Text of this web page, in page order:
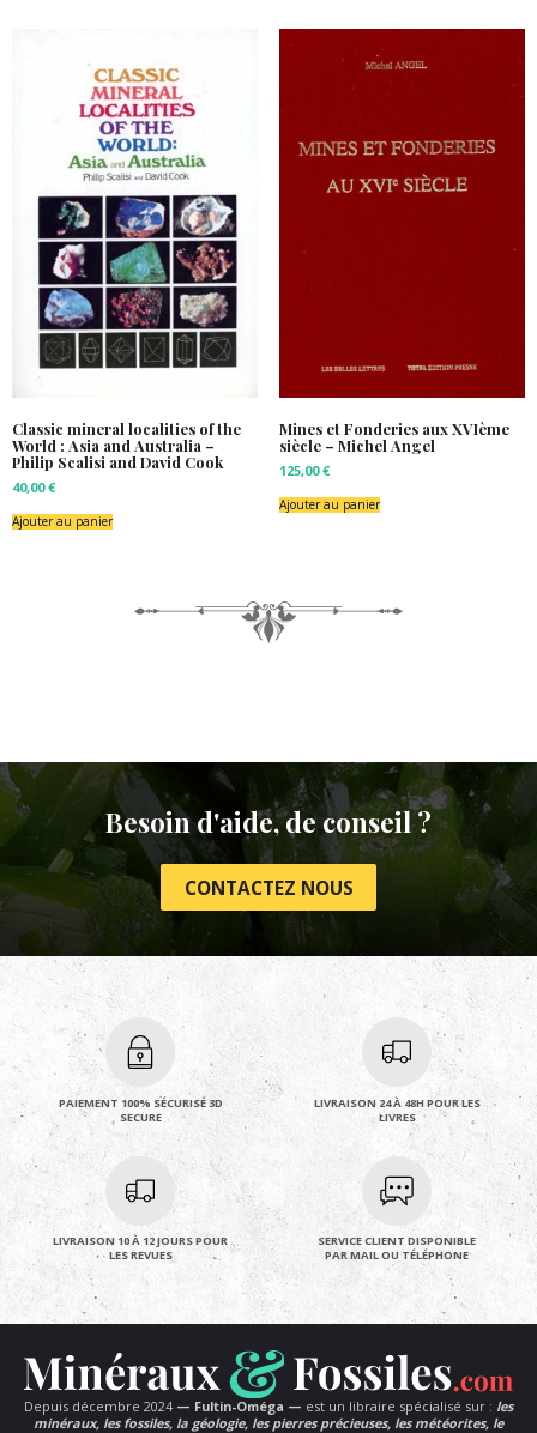
Classic mineral localities of the
World : Asia and Australia –
Philip Scalisi and David Cook
40,00€
Ajouter au panier
Mines et Fonderies aux XVIème
siècle – Michel Angel
125,00€
Ajouter au panier
Besoin d'aide, de conseil ?
CONTACTEZ NOUS
PAIEMENT 100% SÉCURISÉ 3D
SECURE
LIVRAISON 24 À 48H POUR LES
LIVRES
LIVRAISON 10 À 12 JOURS POUR
LES REVUES
SERVICE CLIENT DISPONIBLE
PAR MAIL OU TÉLÉPHONE
Depuis décembre 2024 — Fultin-Oméga — est un libraire spécialisé sur : les
minéraux, les fossiles, la géologie, les pierres précieuses, les météorites, le